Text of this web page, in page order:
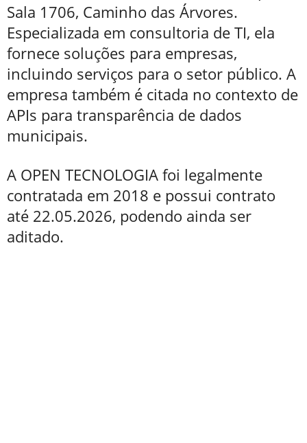
Sala 1706, Caminho das Árvores.
Especializada em consultoria de TI, ela
fornece soluções para empresas,
incluindo serviços para o setor público. A
empresa também é citada no contexto de
APIs para transparência de dados
municipais.
A OPEN TECNOLOGIA foi legalmente
contratada em 2018 e possui contrato
até 22.05.2026, podendo ainda ser
aditado.